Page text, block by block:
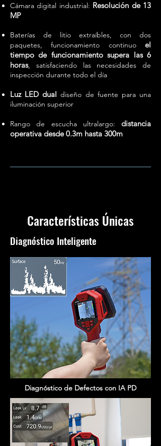
Cámara digital industrial: Resolución de 13
MP
Baterías de litio extraíbles, con dos
paquetes, funcionamiento continuo el
tiempo de funcionamiento supera las 6
horas, satisfaciendo las necesidades de
inspección durante todo el día
Luz LED dual diseño de fuente para una
iluminación superior
Rango de escucha ultralargo: distancia
operativa desde 0.3m hasta 300m
Características Únicas
Diagnóstico Inteligente
Diagnóstico de Defectos con IA PD